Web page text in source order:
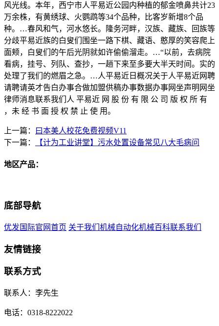
风光线。本年，西宁市人平易近公园内种植的郁金喷鼻共计23
万余株，有黄绣球、火鹦鹉等34个品种，比客岁新增8个品
种。…春风和气，河水悠长。隆务河畔，汉族、藏族、回族等
分歧平易近族的白叟们围坐一路下棋、藏语、憨厚的笑容爬上
面颊，白叟们的午后光阴就如许偷偷溜走。…“以前，去病院
看病，挂号、列队、查抄，一趟下来至多要大半天时间。实的
处理了我们的燃眉之急。…人平易近日概况关于人平易近网聘
请聘请英才告白办事合做加盟供稿办事数据办事网坐声明网坐
律师消息联系我们人 平易近 网 股 份 有 限 公 司 版 权 所 有
，未 经 书 面 授 权 禁 止 使 用。
上一篇：
曰本美人校花免费视频V11
下一篇：
【计为工业讲堂】污水处置设备常见八大毛病问
地区产品：
底部导航
优发国际官网首页 关于我们 机械自动化机械百科联系我们
友情链接
联系方式
联系人：李先生
电话：0318-8222022